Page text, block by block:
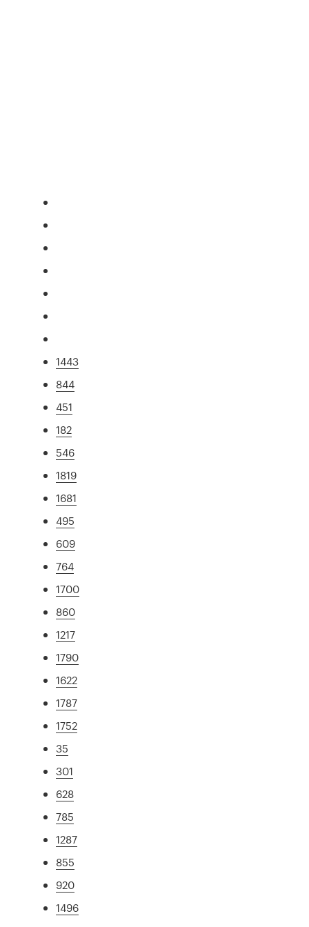
1443
844
451
182
546
1819
1681
495
609
764
1700
860
1217
1790
1622
1787
1752
35
301
628
785
1287
855
920
1496